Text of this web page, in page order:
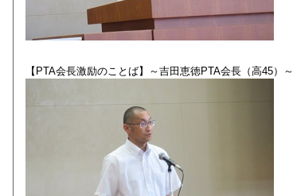
【PTA会長激励のことば】～吉田恵徳PTA会長（高45）～